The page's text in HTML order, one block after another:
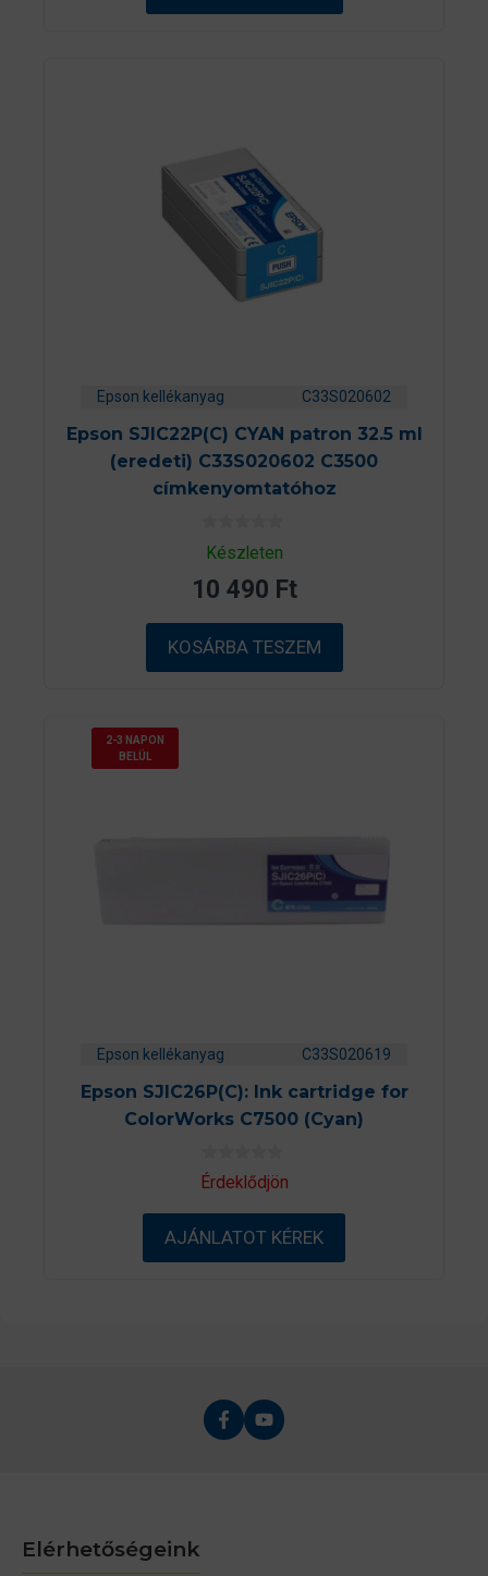
Epson kellékanyag C33S020602
Epson SJIC22P(C) CYAN patron 32.5 ml
(eredeti) C33S020602 C3500
címkenyomtatóhoz
0
a
b
ő
l
Készleten
10 490 Ft
KOSÁRBA TESZEM
2-3 NAPON
BELÜL
Epson kellékanyag C33S020619
Epson SJIC26P(C): Ink cartridge for
ColorWorks C7500 (Cyan)
0
a
-
ő
Érdeklődjön
AJÁNLATOT KÉREK
Elérhetőségeink